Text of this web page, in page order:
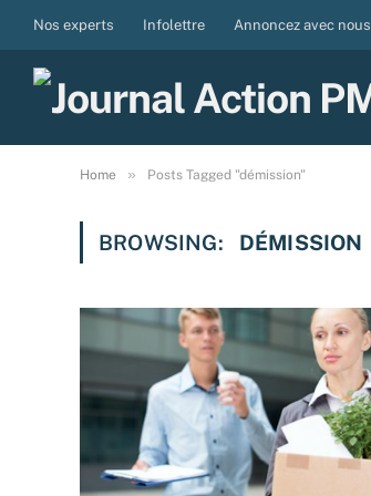
Nos experts Infolettre Annoncez avec nous
Home » Posts Tagged "démission"
BROWSING: DÉMISSION